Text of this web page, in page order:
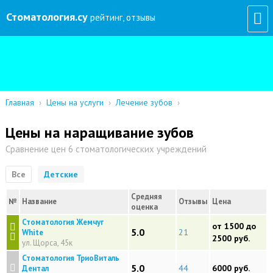
Стоматология.су рейтинг, отзывы
Главная › Цены на услуги › Лечение зубов ›
Цены на наращивание зубов
Сравнение цен 6 стоматологических учреждений
Все Детские
№ Название
Средняя
оценка
Отзывы Цена
Стоматология Жемчуг
White
ул. Щорса, 45к
5.0 21
от 1500 до
2500 руб.
Стоматология ТриоВиталь
Дентал
5.0 44 6000 руб.